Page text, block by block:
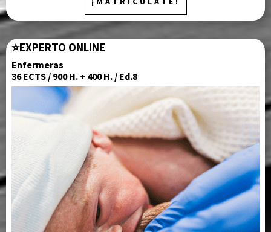
⭐EXPERTO ONLINE
Enfermeras
36 ECTS / 900 H. + 400 H. / Ed.8